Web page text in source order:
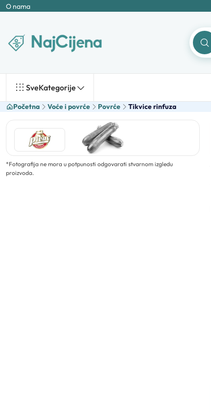
O nama
SveKategorije
Početna Voće i povrće Povrće Tikvice rinfuza
*Fotografija ne mora u potpunosti odgovarati stvarnom izgledu
proizvoda.